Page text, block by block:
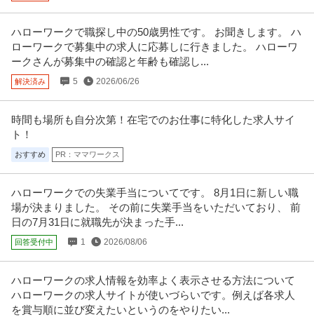
正社員 交通費支給 昇給あり 土日休み
月給20万円〜30万円
＜土曜日・日曜日・祝日休み＞整形外科・内科・訪問診療クリニックにて訪
問診療相談員のお仕事です＠町田…続きを見る
提供：ケア人材バンク
個人営業 ／ 「営業」土日祝休み／業界屈指のインセンティブ／残
業月10h
株式会社ヴェリタス・インベストメント
新着 正社員 土日休み 年間休日100日以上
【職種】営業＞個人営業 【業種】不動産＞デベロッパー ※会員属性などに応
じ、当該求人をビズリーチ上…続きを見る
新着 正社員 昇給あり ミドル活躍中 土日休み
年収400万円〜600万円
ハローワークで職探し中の50歳男性です。 お聞きします。 ハ
ローワークで募集中の求人に応募しに行きました。 ハローワ
ークさんが募集中の確認と年齢も確認し...
解決済み 5 2026/06/26
時間も場所も自分次第！在宅でのお仕事に特化した求人サイ
ト！
おすすめ PR：ママワークス
ハローワークでの失業手当についてです。 8月1日に新しい職
場が決まりました。 その前に失業手当をいただいており、 前
日の7月31日に就職先が決まった手...
回答受付中 1 2026/08/06
ハローワークの求人情報を効率よく表示させる方法について
ハローワークの求人サイトが使いづらいです。例えば各求人
を賞与順に並び変えたいというのをやりたい...